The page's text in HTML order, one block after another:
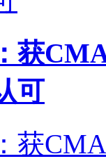
获
可
获